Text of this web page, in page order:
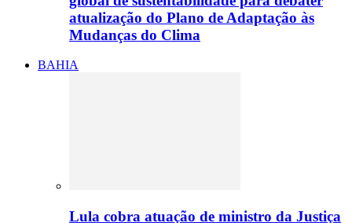
atualização do Plano de Adaptação às
Mudanças do Clima
BAHIA
Lula cobra atuação de ministro da Justiça